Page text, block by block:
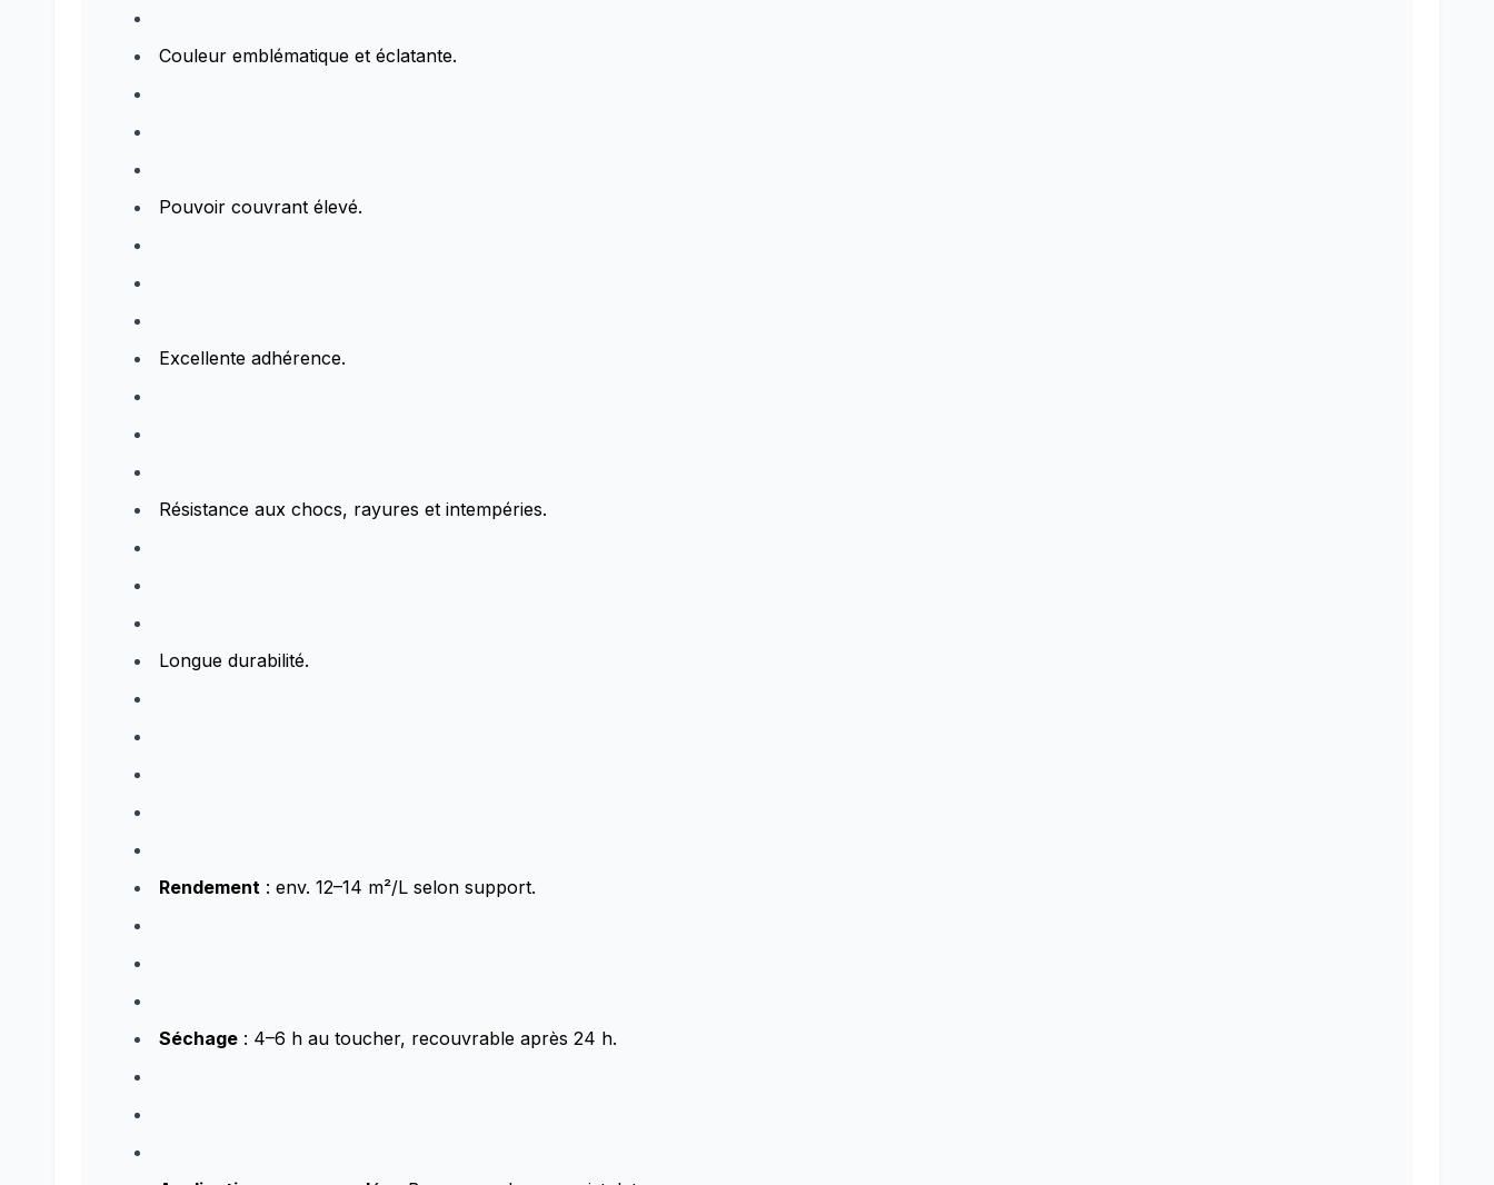
Couleur emblématique et éclatante.
Pouvoir couvrant élevé.
Excellente adhérence.
Résistance aux chocs, rayures et intempéries.
Longue durabilité.
Rendement : env. 12–14 m²/L selon support.
Séchage : 4–6 h au toucher, recouvrable après 24 h.